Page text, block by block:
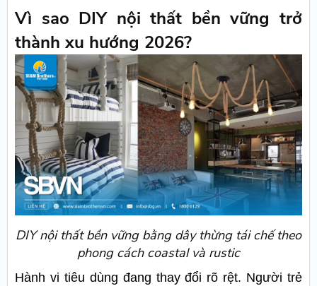
Vì sao DIY nội thất bền vững trở
thành xu hướng 2026?
DIY nội thất bền vững bằng dây thừng tái chế theo
phong cách coastal và rustic
Hành vi tiêu dùng đang thay đổi rõ rệt. Người trẻ